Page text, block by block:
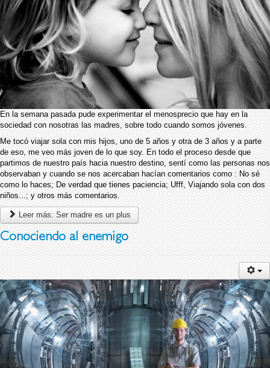
En la semana pasada pude experimentar el menosprecio que hay en la
sociedad con nosotras las madres, sobre todo cuando somos jóvenes.
Me tocó viajar sola con mis hijos, uno de 5 años y otra de 3 años y a parte
de eso, me veo más joven de lo que soy. En todo el proceso desde que
partimos de nuestro país hacia nuestro destino, sentí como las personas nos
observaban y cuando se nos acercaban hacían comentarios como : No sé
como lo haces; De verdad que tienes paciencia; Ufff, Viajando sola con dos
niños...; y otros más comentarios.
Leer más: Ser madre es un plus
Conociendo al enemigo